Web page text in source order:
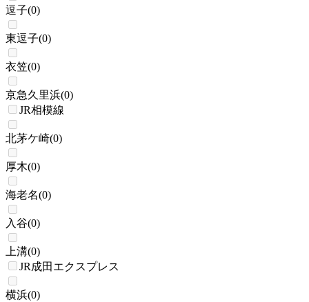
逗子(0)
東逗子(0)
衣笠(0)
京急久里浜(0)
JR相模線
北茅ケ崎(0)
厚木(0)
海老名(0)
入谷(0)
上溝(0)
JR成田エクスプレス
横浜(0)